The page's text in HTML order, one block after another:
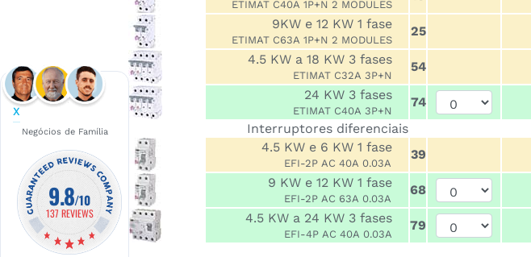
X
Negócios de Família
9.8/10
137 REVIEWS
ETIMAT C40A 1P+N 2 MODULES
9KW e 12 KW 1 fase
ETIMAT C63A 1P+N 2 MODULES
25
4.5 KW a 18 KW 3 fases
ETIMAT C32A 3P+N
54
24 KW 3 fases
ETIMAT C40A 3P+N
74
Interruptores diferenciais
4.5 KW e 6 KW 1 fase
EFI-2P AC 40A 0.03A
39
9 KW e 12 KW 1 fase
EFI-2P AC 63A 0.03A
68
4.5 KW a 24 KW 3 fases
EFI-4P AC 40A 0.03A
79